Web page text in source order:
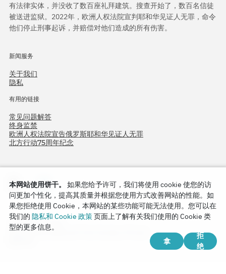
有法律实体，并没收了数百座礼拜建筑。搜查开始了，数百名信徒
被送进监狱。2022年，欧洲人权法院宣判耶和华见证人无罪，命令
他们停止刑事起诉，并赔偿对他们造成的所有伤害。
新闻服务
关于我们
隐私
有用的链接
常见问题解答
终身监禁
欧洲人权法院宣告俄罗斯耶和华见证人无罪
北方行动75周年纪念
Copyright © 2026
Watch Tower Bible and Tract Society of Korea.
本网站使用饼干。
如果您给予许可，我们将使用 cookie 使您的访
问更加个性化，提高其质量并根据您使用方式改善网站的性能。如
果您拒绝使用 Cookie，本网站的某些功能可能无法使用。您可以在
我们的 隐私和 Cookie 政策页面上了解有关我们使用的 Cookie 类
型的更多信息。
拿
拒
绝